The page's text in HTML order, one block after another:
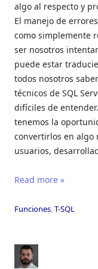
algo al respecto y
El manejo de
como simplemente
ser nosotros
puede estar
todos nosotros
técnicos de SQL
difíciles de
tenemos la
convertirlos en algo
usuarios,
Read more »
Funciones,T-SQL